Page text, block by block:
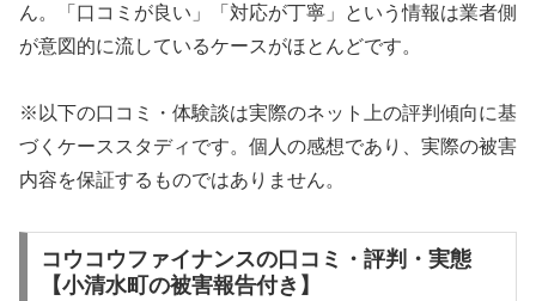
ん。「口コミが良い」「対応が丁寧」という情報は業者側
が意図的に流しているケースがほとんどです。
※以下の口コミ・体験談は実際のネット上の評判傾向に基
づくケーススタディです。個人の感想であり、実際の被害
内容を保証するものではありません。
コウコウファイナンスの口コミ・評判・実態
【小清水町の被害報告付き】